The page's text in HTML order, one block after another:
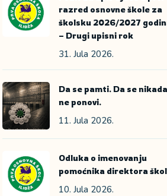
razred osnovne škole za
školsku 2026/2027
– Drugi upisni rok
31. Jula 2026.
Da se pamti. Da se nikada
ne ponovi.
11. Jula 2026.
Odluka o imenovanju
pomoćnika direktora
10. Jula 2026.